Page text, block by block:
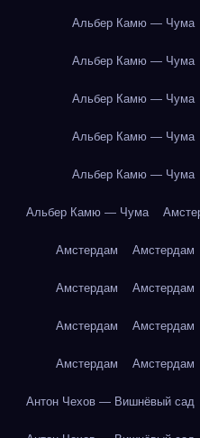
Альбер Камю — Чума
Альбер Камю — Чума
Альбер Камю — Чума
Альбер Камю — Чума
Альбер Камю — Чума
Альбер Камю — Чума
Амстердам Амстердам
Амстердам Амстердам
Амстердам Амстердам
Амстердам Амстердам
Антон Чехов — Вишнёвый сад